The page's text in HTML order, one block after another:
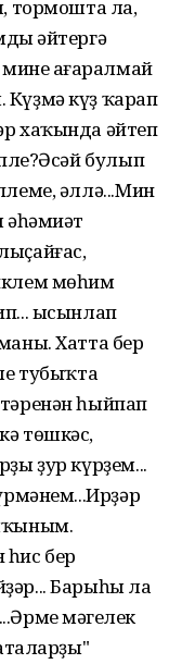
тормошта ла,
әйтергә
аңғаралмай
күҙ ҡарап
хаҡында әйтеп
булып
әллә...Мин
әһәмиәт
мөһим
ысынлап
Хатта бер
тубыҡта
һыйпап
төшкәс,
ҙур күрҙем...
бер
Барыһы ла
мәңгелек